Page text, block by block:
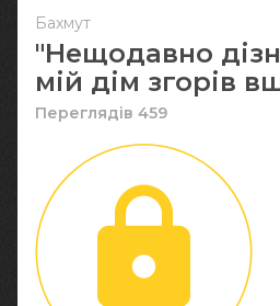
Бахмут
"Нещодавно
мій дім згорів
Переглядів 459